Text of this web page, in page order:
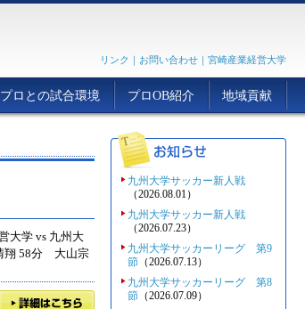
リンク ｜ お問い合わせ ｜ 宮崎産業経営大学
プロとの試合環境 プロOB紹介 地域貢献
大学 vs 九州大
翔 58分 大山宗
九州大学サッカー新人戦
（2026.08.01）
九州大学サッカー新人戦
（2026.07.23）
九州大学サッカーリーグ 第9
節（2026.07.13）
九州大学サッカーリーグ 第8
節（2026.07.09）